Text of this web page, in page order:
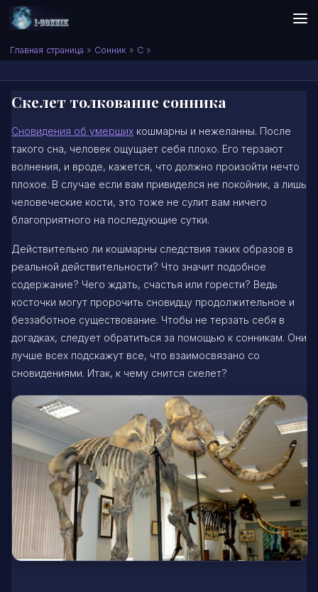
Skip to content
Сонник I-SONNIK.COM
Главная страница » Сонник » С »
Скелет толкование сонника
Сновидения об умерших кошмарны и нежеланны. После
такого сна, человек ощущает себя плохо. Его терзают
волнения, и вроде, кажется, что должно произойти нечто
плохое. В случае если вам привиделся не покойник, а лишь
человеческие кости, это тоже не сулит вам ничего
благоприятного на последующие сутки.
Действительно ли кошмарны следствия таких образов в
реальной действительности? Что значит подобное
содержание? Чего ждать, счастья или горести? Ведь
косточки могут пророчить сновидцу продолжительное и
беззаботное существование. Чтобы не терзать себя в
догадках, следует обратиться за помощью к сонникам. Они
лучше всех подскажут все, что взаимосвязано со
сновидениями. Итак, к чему снится скелет?